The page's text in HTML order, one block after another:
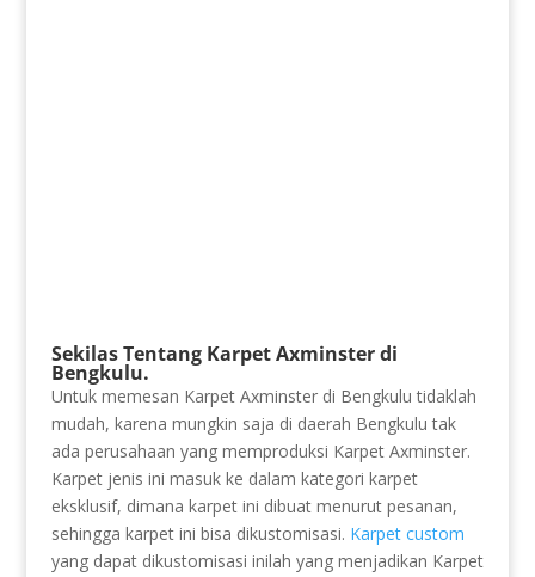
Sekilas Tentang Karpet Axminster di
Bengkulu.
Untuk memesan Karpet Axminster di Bengkulu tidaklah
mudah, karena mungkin saja di daerah Bengkulu tak
ada perusahaan yang memproduksi Karpet Axminster.
Karpet jenis ini masuk ke dalam kategori karpet
eksklusif, dimana karpet ini dibuat menurut pesanan,
sehingga karpet ini bisa dikustomisasi. Karpet custom
yang dapat dikustomisasi inilah yang menjadikan Karpet